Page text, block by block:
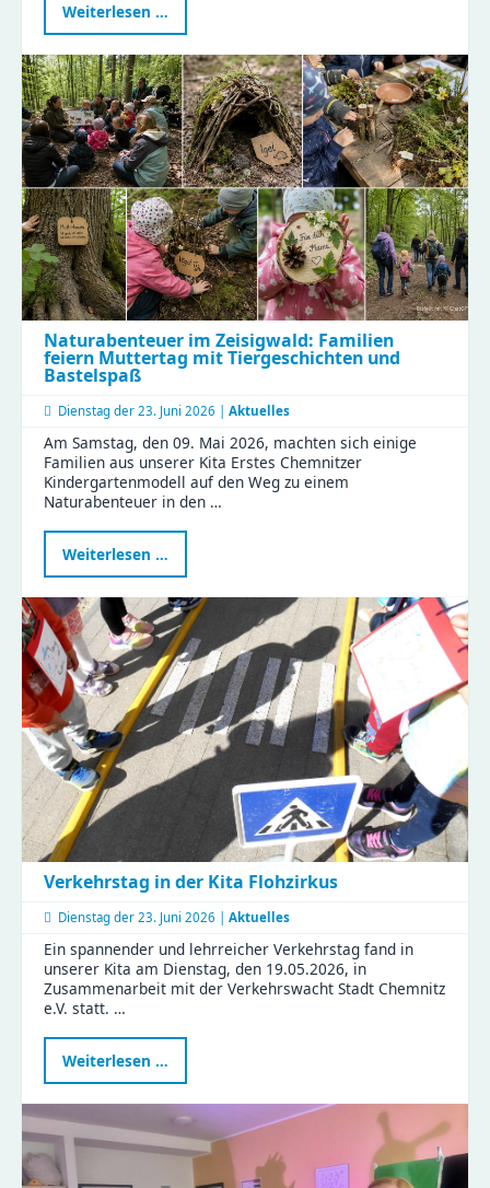
Weiterlesen …
Teamtag
Küche:
Gemeinsam
für
gesunde
Ernährung
und
effiziente
Abläufe!
Naturabenteuer im Zeisigwald: Familien
feiern Muttertag mit Tiergeschichten und
Bastelspaß
Dienstag der 23. Juni 2026 | Aktuelles
Am Samstag, den 09. Mai 2026, machten sich einige
Familien aus unserer Kita Erstes Chemnitzer
Kindergartenmodell auf den Weg zu einem
Naturabenteuer in den …
Weiterlesen …
im
Familien
feiern
Muttertag
mit
Tiergeschichten
und
Bastelspaß
Verkehrstag in der Kita Flohzirkus
Dienstag der 23. Juni 2026 | Aktuelles
Ein spannender und lehrreicher Verkehrstag fand in
unserer Kita am Dienstag, den 19.05.2026, in
Zusammenarbeit mit der Verkehrswacht Stadt Chemnitz
e.V. statt. …
Weiterlesen …
in
der
Kita
Flohzirkus